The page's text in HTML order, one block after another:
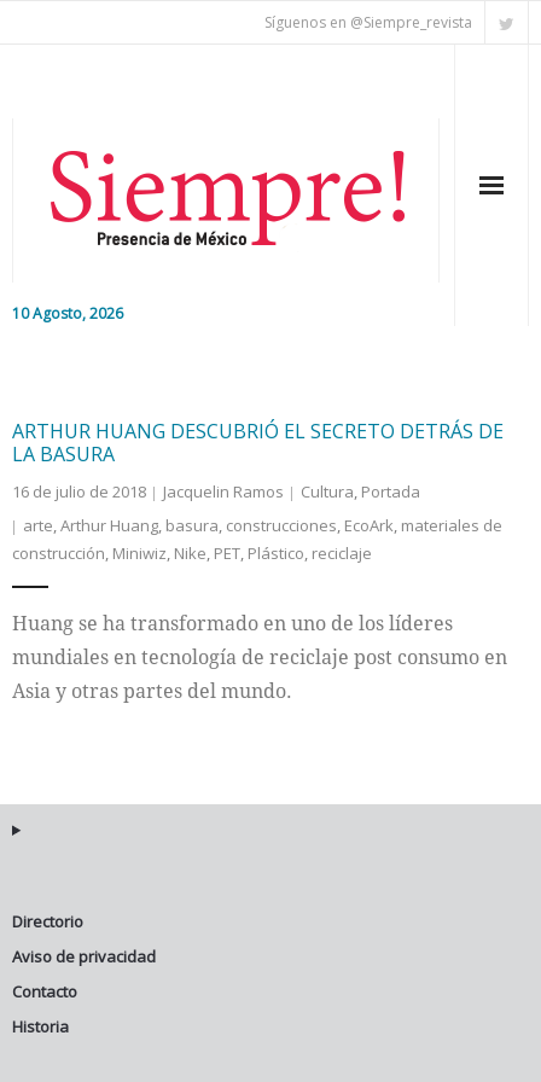
Síguenos en @Siempre_revista
10 Agosto, 2026
Colaboradores
Cultura
ARTHUR HUANG DESCUBRIÓ EL SECRETO DETRÁS DE
LA BASURA
16 de julio de 2018 Jacquelin Ramos Cultura, Portada
arte,Arthur Huang, basura, construcciones, EcoArk, materiales de
construcción, Miniwiz, Nike, PET, Plástico, reciclaje
Huang se ha transformado en uno de los líderes
mundiales en tecnología de reciclaje post consumo en
Asia y otras partes del mundo.
Directorio
Aviso de privacidad
Contacto
Historia